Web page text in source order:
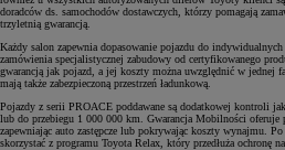
doradców ds. samochodów dostawczych, którzy pomagają
trzyletnią gwarancją.
Każdy salon zapewnia dopasowanie pojazdu do
zamówienia specjalistycznej zabudowy od certyfikowanego
gwarancją jak pojazd, a jej koszty można uwzględnić w jednej
mają także zabezpieczoną przestrzeń ładunkową.
Pojazdy z serii PROACE poddawane są dodatkowej kontroli
lub do przebiegu 1 000 000 km. Gwarancja Mobilności oferuje
zapewniając auto zastępcze lub pokrywając koszty wynajmu.
skorzystać z programu Toyota Relax, który przedłuża ochronę